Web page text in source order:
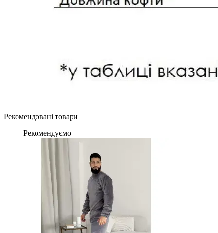
Рекомендовані товари
Рекомендуємо